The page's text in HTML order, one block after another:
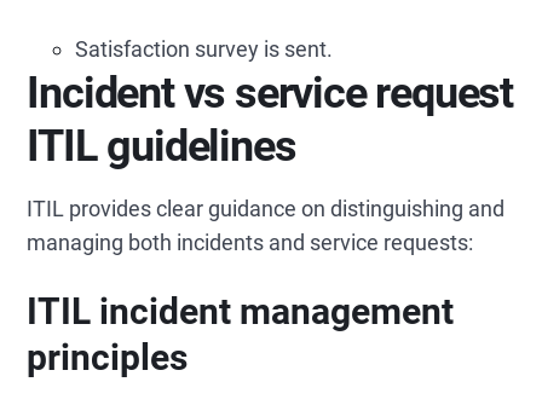
Satisfaction survey is sent.
Incident vs service request
ITIL guidelines
ITIL provides clear guidance on distinguishing and
managing both incidents and service requests:
ITIL incident management
principles